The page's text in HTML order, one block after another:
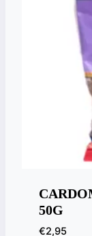
50G
€2,95